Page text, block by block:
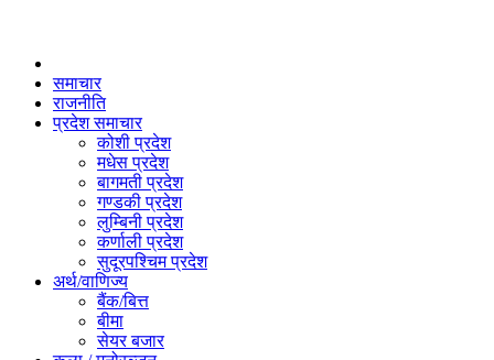
समाचार
राजनीति
प्रदेश समाचार
कोशी प्रदेश
मधेस प्रदेश
बागमती प्रदेश
गण्डकी प्रदेश
लुम्बिनी प्रदेश
कर्णाली प्रदेश
सुदूरपश्चिम प्रदेश
अर्थ/वाणिज्य
बैंक/बित्त
बीमा
सेयर बजार